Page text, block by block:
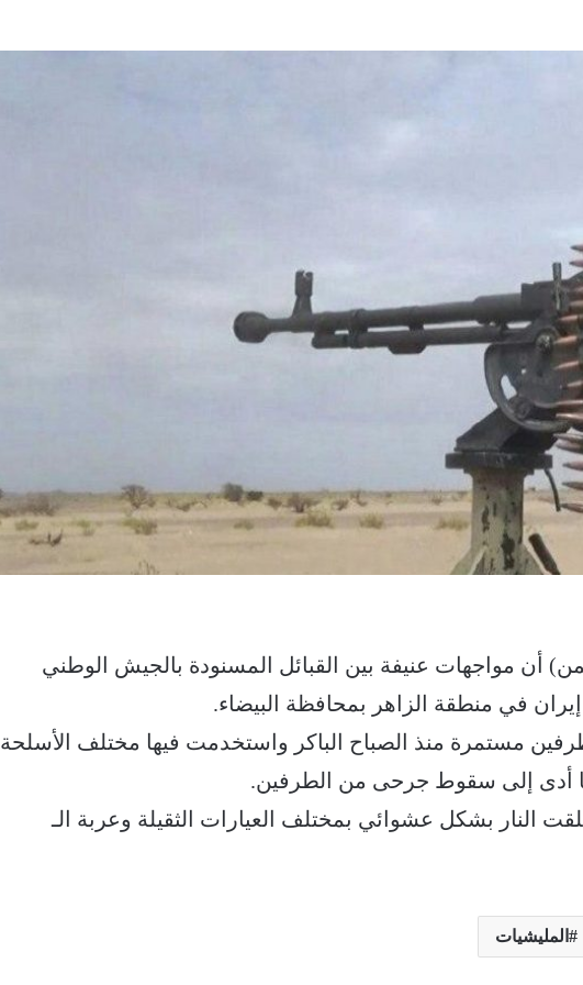
أن مواجهات عنيفة بين القبائل المسنودة بالجيش الوطني
في منطقة الزاهر بمحافظة البيضاء.
مستمرة منذ الصباح الباكر واستخدمت فيها مختلف الأسلحة
ما أدى إلى سقوط جرحى من الطرفين.
النار بشكل عشوائي بمختلف العيارات الثقيلة وعربة الـ
المليشيات